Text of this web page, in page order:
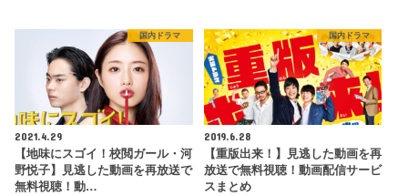
国内ドラマ
2021.4.29
【地味にスゴイ！校閲ガール・河
野悦子】見逃した動画を再放送で
無料視聴！動…
国内ドラマ
2019.6.28
【重版出来！】見逃した動画を再
放送で無料視聴！動画配信サービ
スまとめ